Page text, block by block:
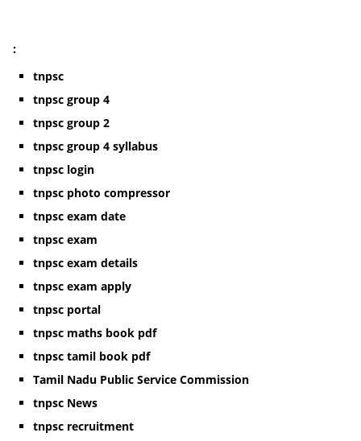
:
tnpsc
tnpsc group 4
tnpsc group 2
tnpsc group 4 syllabus
tnpsc login
tnpsc photo compressor
tnpsc exam date
tnpsc exam
tnpsc exam details
tnpsc exam apply
tnpsc portal
tnpsc maths book pdf
tnpsc tamil book pdf
Tamil Nadu Public Service Commission
tnpsc News
tnpsc recruitment